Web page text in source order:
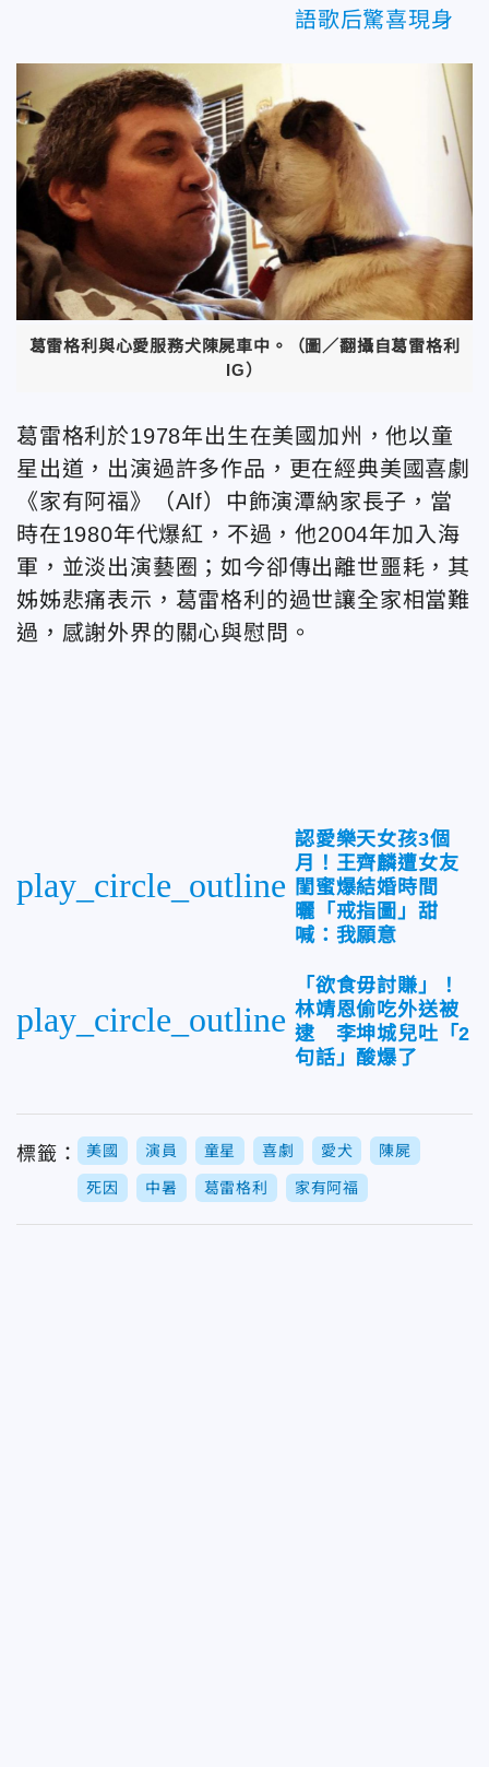
語歌后驚喜現身
葛雷格利與心愛服務犬陳屍車中。（圖／翻攝自葛雷格利
IG）
葛雷格利於1978年出生在美國加州，他以童
星出道，出演過許多作品，更在經典美國喜劇
《家有阿福》（Alf）中飾演潭納家長子，當
時在1980年代爆紅，不過，他2004年加入海
軍，並淡出演藝圈；如今卻傳出離世噩耗，其
姊姊悲痛表示，葛雷格利的過世讓全家相當難
過，感謝外界的關心與慰問。
play_circle_outline
認愛樂天女孩3個
月！王齊麟遭女友
閨蜜爆結婚時間
曬「戒指圖」甜
喊：我願意
play_circle_outline
「欲食毋討賺」！
林靖恩偷吃外送被
逮 李坤城兒吐「2
句話」酸爆了
標籤： 美國 演員 童星 喜劇 愛犬 陳屍
死因 中暑 葛雷格利 家有阿福